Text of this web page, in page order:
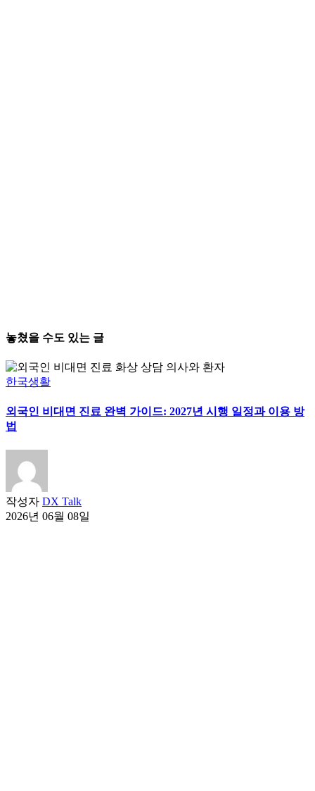
놓쳤을 수도 있는 글
한국생활
외국인 비대면 진료 완벽 가이드: 2027년 시행 일정과 이용 방
법
작성자 DX Talk
2026년 06월 08일